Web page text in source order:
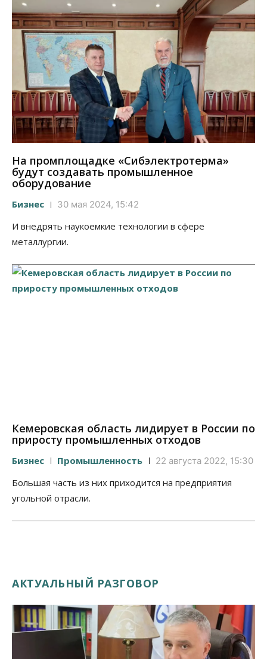
На промплощадке «Сибэлектротерма»
будут создавать промышленное
оборудование
Бизнес 30 мая 2024, 15:42
И внедрять наукоемкие технологии в сфере
металлургии.
Кемеровская область лидирует в России по
приросту промышленных отходов
Бизнес Промышленность 22 августа 2022, 15:30
Большая часть из них приходится на предприятия
угольной отрасли.
АКТУАЛЬНЫЙ РАЗГОВОР